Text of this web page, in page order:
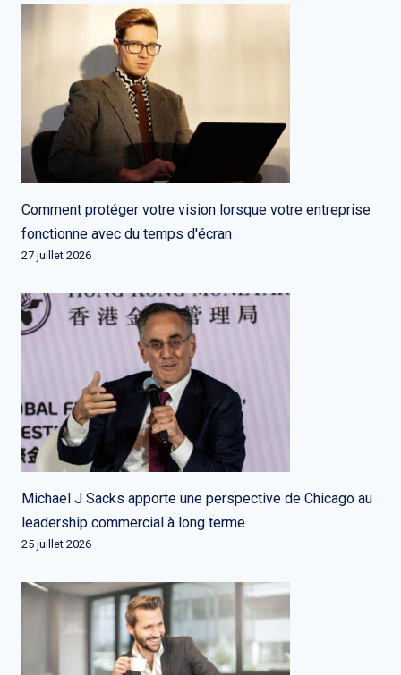
Comment protéger votre vision lorsque votre entreprise
fonctionne avec du temps d'écran
27 juillet 2026
Michael J Sacks apporte une perspective de Chicago au
leadership commercial à long terme
25 juillet 2026